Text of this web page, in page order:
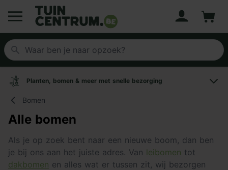
Logo Tuincentrum.be
Planten, bomen & meer met snelle bezorging
Bomen
Alle bomen
Als je op zoek bent naar een nieuwe boom, dan ben
je bij ons aan het juiste adres. Van leibomen tot
dakbomen en alles wat er tussen zit, wij bezorgen